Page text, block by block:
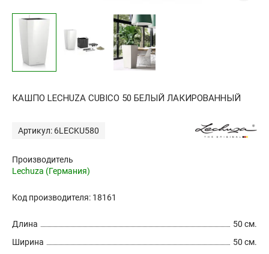
КАШПО LECHUZA CUBICO 50 БЕЛЫЙ ЛАКИРОВАННЫЙ
Артикул: 6LECKU580
Производитель
Lechuza (Германия)
Код производителя: 18161
50 см.
Длина
50 см.
Ширина